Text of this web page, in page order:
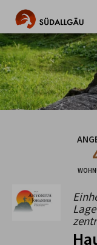
Die schönste Seite
Aktuell
Destination
Gastgeber